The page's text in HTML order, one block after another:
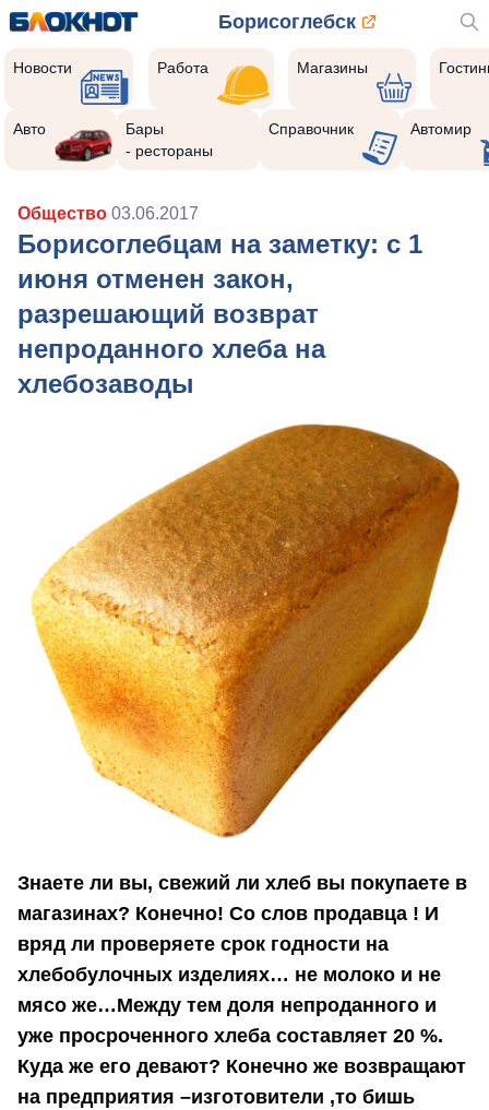
Борисоглебск
Новости Работа Магазины
Авто
Бары
- рестораны
Справочник Автомир
Общество 03.06.2017
Борисоглебцам на заметку: с 1
июня отменен закон,
разрешающий возврат
непроданного хлеба на
хлебозаводы
Знаете ли вы, свежий ли хлеб вы покупаете в
магазинах? Конечно! Со слов продавца ! И
вряд ли проверяете срок годности на
хлебобулочных изделиях… не молоко и не
мясо же…Между тем доля непроданного и
уже просроченного хлеба составляет 20 %.
Куда же его девают? Конечно же возвращают
на предприятия –изготовители ,то бишь